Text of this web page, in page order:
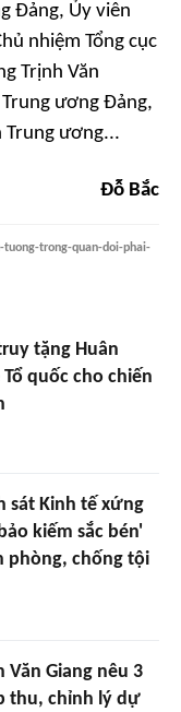
Đảng, Ủy viên
nhiệm Tổng cục
Trịnh Văn
ương Đảng,
Trung ương...
Đỗ Bắc
trong-quan-doi-phai-
tặng Huân
quốc cho chiến
sát Kinh tế xứng
kiếm sắc bén'
phòng, chống tội
Giang nêu 3
thu, chỉnh lý dự